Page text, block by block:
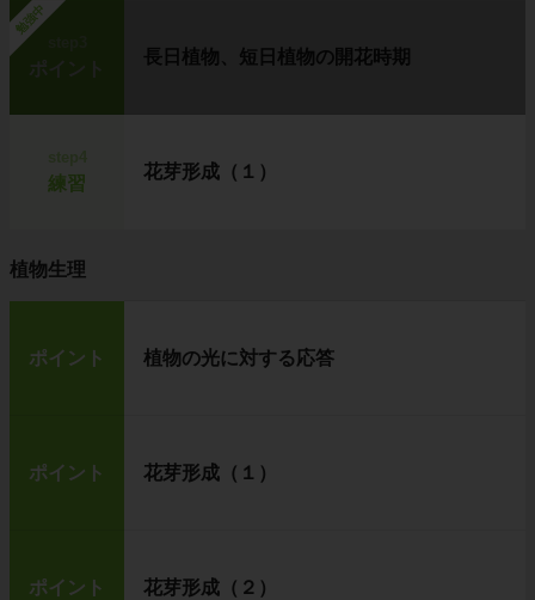
勉強中
ポイント
長日植物、短日植物の開花時期
練習
花芽形成（１）
植物生理
ポイント 植物の光に対する応答
ポイント 花芽形成（１）
ポイント 花芽形成（２）